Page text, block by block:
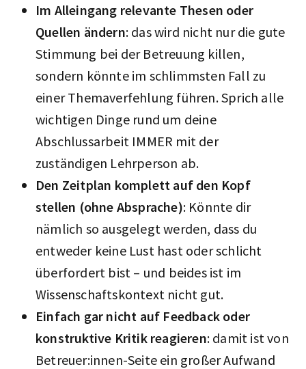
Im Alleingang relevante Thesen oder
Quellen ändern: das wird nicht nur die gute
Stimmung bei der Betreuung killen,
sondern könnte im schlimmsten Fall zu
einer Themaverfehlung führen. Sprich alle
wichtigen Dinge rund um deine
Abschlussarbeit IMMER mit der
zuständigen Lehrperson ab.
Den Zeitplan komplett auf den Kopf
stellen (ohne Absprache): Könnte dir
nämlich so ausgelegt werden, dass du
entweder keine Lust hast oder schlicht
überfordert bist – und beides ist im
Wissenschaftskontext nicht gut.
Einfach gar nicht auf Feedback oder
konstruktive Kritik reagieren: damit ist von
Betreuer:innen-Seite ein großer Aufwand